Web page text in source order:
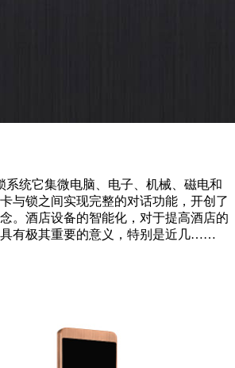
系统它集微电脑、电子、机械、磁电和
与锁之间实现完整的对话功能，开创了
。酒店设备的智能化，对于提高酒店的
有极其重要的意义，特别是近几……